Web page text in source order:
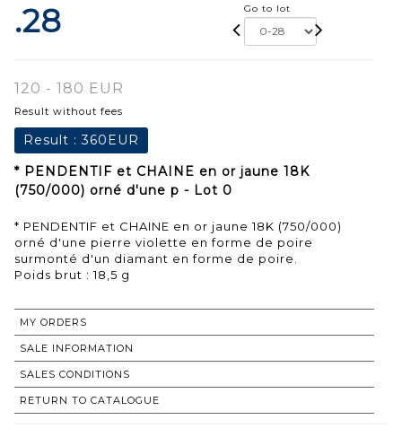
.28 Go to lot
120 - 180 EUR
Result without fees
Result :360EUR
* PENDENTIF et CHAINE en or jaune 18K
(750/000) orné d'une p - Lot 0
* PENDENTIF et CHAINE en or jaune 18K (750/000)
orné d'une pierre violette en forme de poire
surmonté d'un diamant en forme de poire.
Poids brut : 18,5 g
MY ORDERS
SALE INFORMATION
SALES CONDITIONS
RETURN TO CATALOGUE